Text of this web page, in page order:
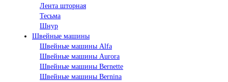
Лента шторная
Тесьма
Шнур
Швейные машины
Швейные машины Alfa
Швейные машины Aurora
Швейные машины Bernette
Швейные машины Bernina